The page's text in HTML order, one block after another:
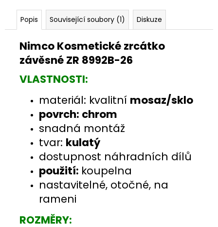
Popis Související soubory (1) Diskuze
Nimco Kosmetické zrcátko
závěsné ZR 8992B-26
VLASTNOSTI:
materiál: kvalitní mosaz/sklo
povrch: chrom
snadná montáž
tvar: kulatý
dostupnost náhradních dílů
použití: koupelna
nastavitelné, otočné, na
rameni
ROZMĚRY: